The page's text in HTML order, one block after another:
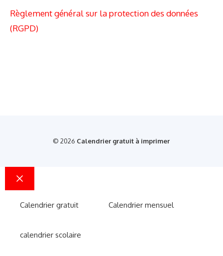
Règlement général sur la protection des données
(RGPD)
© 2026 Calendrier gratuit à imprimer
Fermer
Calendrier gratuit Calendrier mensuel
calendrier scolaire